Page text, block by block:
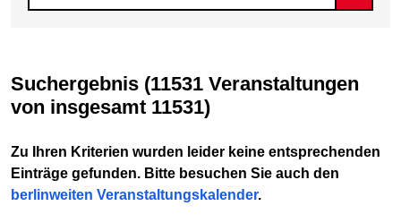
Suchergebnis (11531 Veranstaltungen
von insgesamt 11531)
Zu Ihren Kriterien wurden leider keine entsprechenden
Einträge gefunden. Bitte besuchen Sie auch den
berlinweiten Veranstaltungskalender.